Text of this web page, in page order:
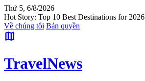
Thứ 5, 6/8/2026
Hot Story: Top 10 Best Destinations for 2026
Về chúng tôi Bản quyền
map
TravelNews